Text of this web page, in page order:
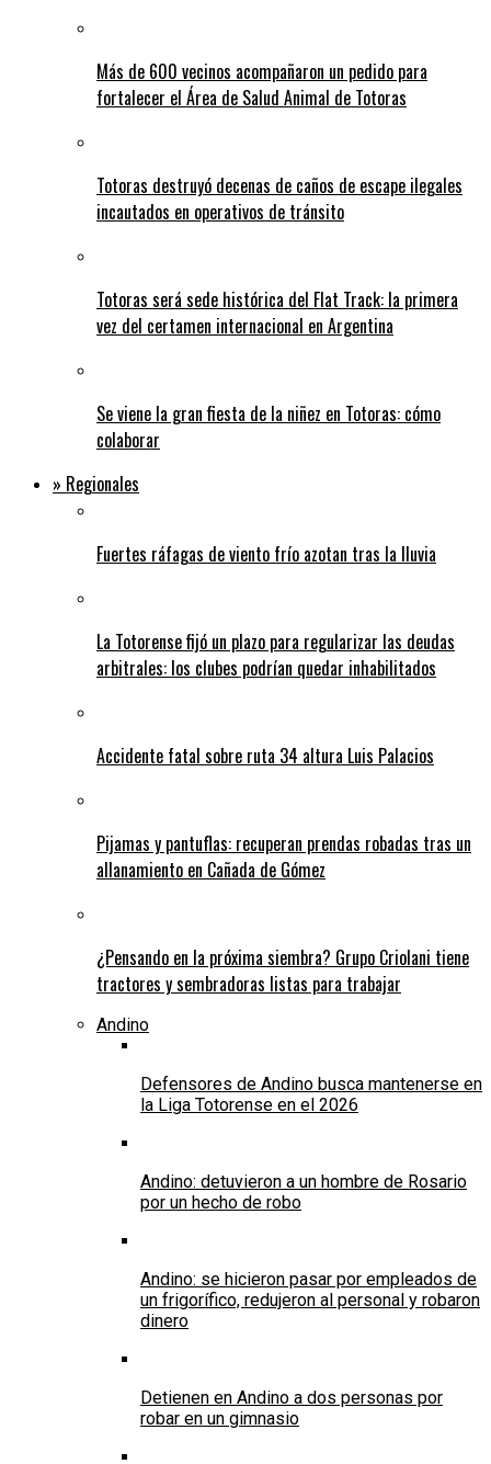
Más de 600 vecinos acompañaron un pedido para
fortalecer el Área de Salud Animal de Totoras
Totoras destruyó decenas de caños de escape ilegales
incautados en operativos de tránsito
Totoras será sede histórica del Flat Track: la primera
vez del certamen internacional en Argentina
Se viene la gran fiesta de la niñez en Totoras: cómo
colaborar
» Regionales
Fuertes ráfagas de viento frío azotan tras la lluvia
La Totorense fijó un plazo para regularizar las deudas
arbitrales: los clubes podrían quedar inhabilitados
Accidente fatal sobre ruta 34 altura Luis Palacios
Pijamas y pantuflas: recuperan prendas robadas tras un
allanamiento en Cañada de Gómez
¿Pensando en la próxima siembra? Grupo Criolani tiene
tractores y sembradoras listas para trabajar
Andino
Defensores de Andino busca mantenerse en
la Liga Totorense en el 2026
Andino: detuvieron a un hombre de Rosario
por un hecho de robo
Andino: se hicieron pasar por empleados de
un frigorífico, redujeron al personal y robaron
dinero
Detienen en Andino a dos personas por
robar en un gimnasio